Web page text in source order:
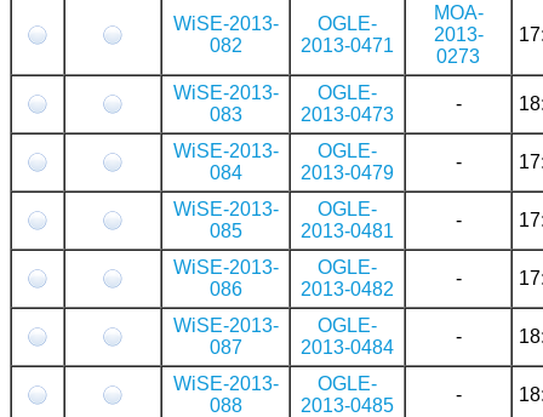
WiSE-2013-
082
OGLE-
2013-0471
MOA-
2013-
0273
WiSE-2013-
083
OGLE-
2013-0473
-
WiSE-2013-
084
OGLE-
2013-0479
-
WiSE-2013-
085
OGLE-
2013-0481
-
WiSE-2013-
086
OGLE-
2013-0482
-
WiSE-2013-
087
OGLE-
2013-0484
-
WiSE-2013-
088
OGLE-
2013-0485
-